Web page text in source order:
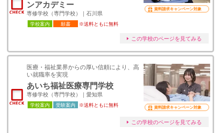
ンアカデミー
専修学校（専門学校）｜石川県
学校案内 願書 ※送料ともに無料
資料請求キャンペーン対象
この学校のページを見てみる
医療・福祉業界からの厚い信頼により、高
い就職率を実現
あいち福祉医療専門学校
専修学校（専門学校）｜愛知県
学校案内 受験案内 ※送料ともに無料 資料請求キャンペーン対象
この学校のページを見てみる